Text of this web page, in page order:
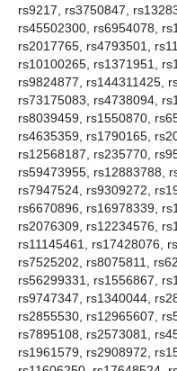
rs9217, rs3750847,
rs45502300, rs6954078,
rs2017765, rs4793501,
rs10100265, rs1371951,
rs9824877, rs144311425,
rs73175083, rs4738094,
rs8039459, rs1550870,
rs4635359, rs1790165,
rs12568187, rs235770,
rs59473955, rs12883788,
rs7947524, rs9309272,
rs6670896, rs16978339,
rs2076309, rs12234576,
rs11145461, rs17428076,
rs7525202, rs8075811,
rs56299331, rs1556867,
rs9747347, rs1340044,
rs2855530, rs12965607,
rs7895108, rs2573081,
rs1961579, rs2908972,